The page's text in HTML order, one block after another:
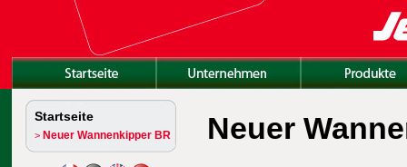
Startseite
> Neuer Wannenkipper BR Neuer